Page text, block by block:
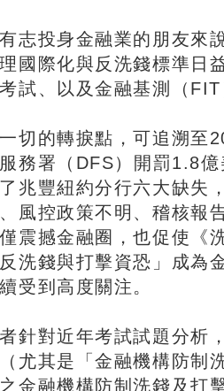
志投身金融業的朋友來
國際化與反洗錢標準日
試、以及金融基測（
切的轉捩點，可追溯至
務署（DFS）開罰1.8
兆豐紐約分行六大缺失
風控政策不明、稽核報
震撼金融圈，也促使《
反洗錢與打擊資恐」成
受到高度關注。
針對近年考試試題分析
尤其是「金融機構防制
金融機構防制洗錢及打